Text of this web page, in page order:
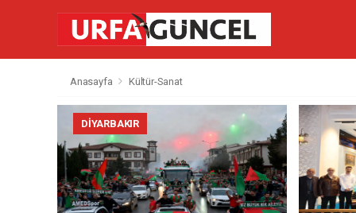
Anasayfa Kültür-Sanat
DIYARBAKIR